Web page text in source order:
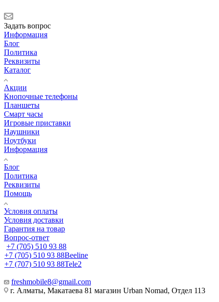
Задать вопрос
Информация
Блог
Политика
Реквизиты
Каталог
Акции
Кнопочные телефоны
Планшеты
Смарт часы
Игровые приставки
Наушники
Ноутбуки
Информация
Блог
Политика
Реквизиты
Помощь
Условия оплаты
Условия доставки
Гарантия на товар
Вопрос-ответ
+7 (705) 510 93 88
+7 (705) 510 93 88Beeline
+7 (707) 510 93 88Tele2
freshmobile8@gmail.com
г. Алматы, Макатаева 81 магазин Urban Nomad, Отдел 113